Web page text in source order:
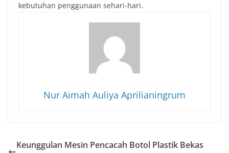
kebutuhan penggunaan sehari-hari.
Nur Aimah Auliya Aprilianingrum
Keunggulan Mesin Pencacah Botol Plastik Bekas